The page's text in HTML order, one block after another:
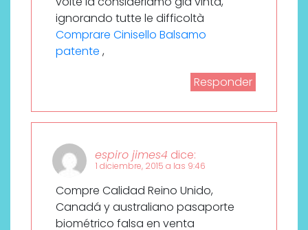
ignorando tutte le difficoltà
Comprare Cinisello Balsamo
patente ,
Responder
espiro jimes4 dice:
1 diciembre, 2015 a las 9:46
Compre Calidad Reino Unido,
Canadá y australiano pasaporte
biométrico falsa en venta